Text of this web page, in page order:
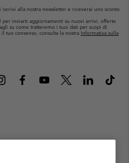
alla nostra newsletter e riceverai uno sconto
per inviarti aggiornamenti su nuovi arrivi, offerte
su come tratteremo i tuoi dati per scopi di
tuo consenso, consulta la nostra Informativa sulla